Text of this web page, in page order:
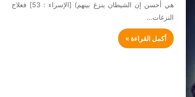
هي أحسن إن الشيطان ينزغ بينهم) [الإسراء : 53] فعلاج
النزغات…
أكمل القراءة »